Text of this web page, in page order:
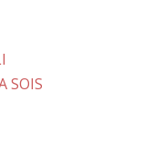
SOIS